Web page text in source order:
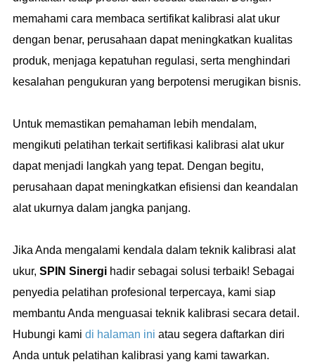
memahami cara membaca sertifikat kalibrasi alat ukur
dengan benar, perusahaan dapat meningkatkan kualitas
produk, menjaga kepatuhan regulasi, serta menghindari
kesalahan pengukuran yang berpotensi merugikan bisnis.
Untuk memastikan pemahaman lebih mendalam,
mengikuti pelatihan terkait sertifikasi kalibrasi alat ukur
dapat menjadi langkah yang tepat. Dengan begitu,
perusahaan dapat meningkatkan efisiensi dan keandalan
alat ukurnya dalam jangka panjang.
Jika Anda mengalami kendala dalam teknik kalibrasi alat
ukur, SPIN Sinergi hadir sebagai solusi terbaik! Sebagai
penyedia pelatihan profesional terpercaya, kami siap
membantu Anda menguasai teknik kalibrasi secara detail.
Hubungi kami di halaman ini atau segera daftarkan diri
Anda untuk pelatihan kalibrasi yang kami tawarkan.